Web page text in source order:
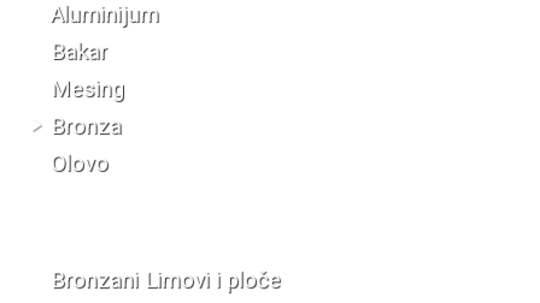
Aluminijum
Bakar
Mesing
Bronza
Olovo
Bronzani Limovi i ploče